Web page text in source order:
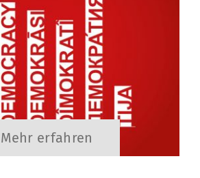
Mehr erfahren